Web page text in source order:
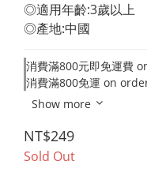
◎適用年齡:3歲以上
◎產地:中國
消費滿800元即免運費
消費滿800免運 on
Show more
NT$249
Sold Out